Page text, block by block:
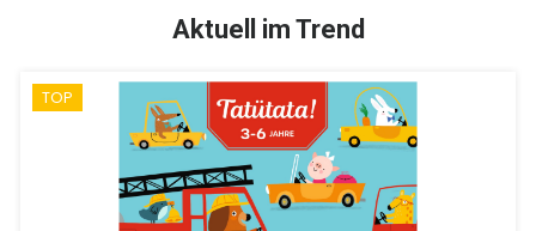
Aktuell im Trend
TOP